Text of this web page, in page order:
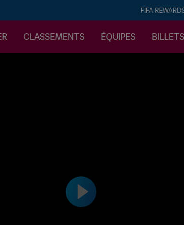
FIFA
CLASSEMENTS ÉQUIPES BILLETS